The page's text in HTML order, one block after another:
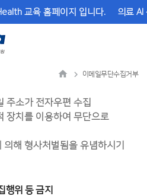
교육 홈페이지 입니다. 의료 AI
이메일무단수집거부
주소가 전자우편 수집
장치를 이용하여 무단으로
해 형사처벌됨을 유념하시기
행위 등 금지